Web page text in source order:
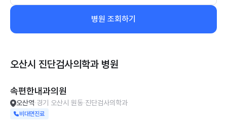
병원 조회하기
오산시 진단검사의학과 병원
속편한내과의원
오산역 경기 오산시 원동 진단검사의학과
비대면진료